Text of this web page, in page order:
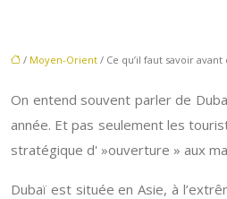
/ Moyen-Orient / Ce qu’il faut savoir
On entend souvent parler de
année. Et pas seulement les
stratégique d' »ouverture » aux
Dubaï est située en Asie, à